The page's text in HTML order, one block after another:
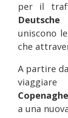
per il
Deutsche
uniscono
che
A partire
viaggiare
a una